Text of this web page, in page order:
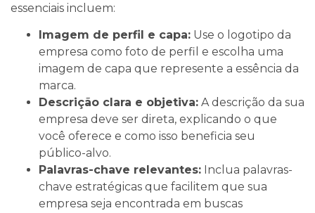
essenciais incluem:
Imagem de perfil e capa: Use o logotipo da
empresa como foto de perfil e escolha uma
imagem de capa que represente a essência da
marca.
Descrição clara e objetiva: A descrição da sua
empresa deve ser direta, explicando o que
você oferece e como isso beneficia seu
público-alvo.
Palavras-chave relevantes: Inclua palavras-
chave estratégicas que facilitem que sua
empresa seja encontrada em buscas